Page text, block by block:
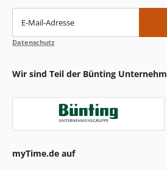
E-Mail-Adresse
Datenschutz
Wir sind Teil der Bünting
myTime.de auf